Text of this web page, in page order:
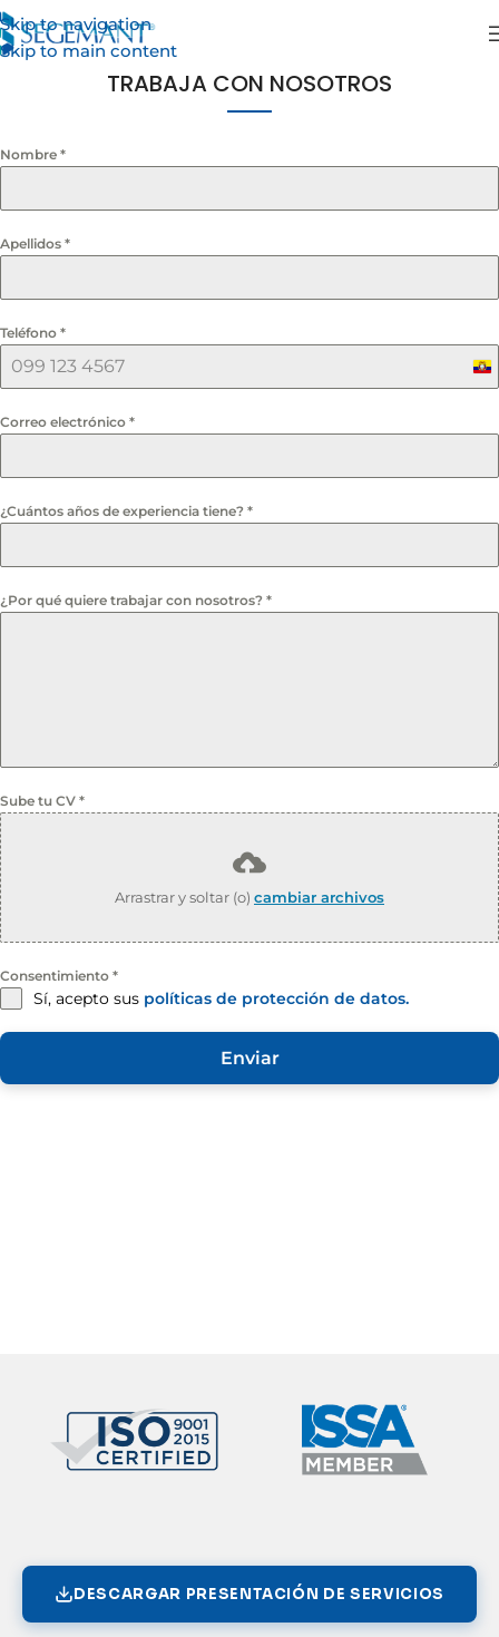
Skip to navigation
Skip to main content
TRABAJA CON NOSOTROS
Nombre *
Apellidos *
Teléfono *
Correo electrónico *
¿Cuántos años de experiencia tiene? *
¿Por qué quiere trabajar con nosotros? *
Sube tu CV *
Arrastrar y soltar (o) cambiar archivos
Consentimiento *
Sí, acepto sus políticas de protección de datos.
Enviar
DESCARGAR PRESENTACIÓN DE SERVICIOS